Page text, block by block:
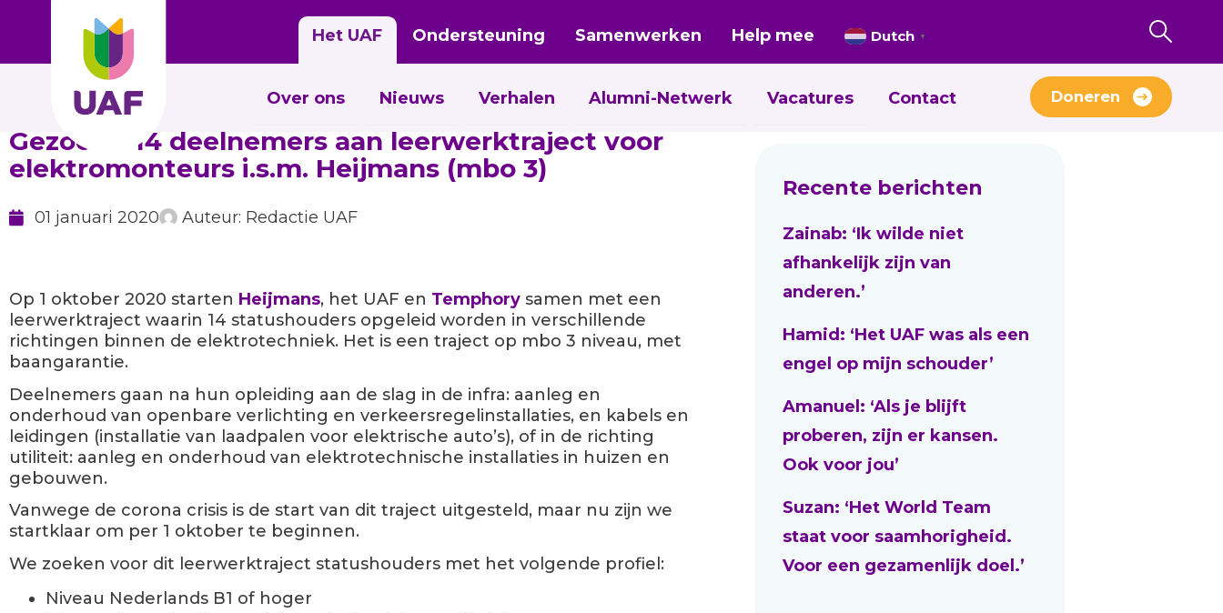
Het UAF
Over ons Nieuws Verhalen Alumni-Netwerk Vacatures Contact
Ondersteuning Samenwerken Help mee Dutch ▼
Doneren
Gezocht: 14 deelnemers aan leerwerktraject voor
elektromonteurs i.s.m. Heijmans (mbo 3)
01 januari 2020 Auteur: Redactie UAF
Op 1 oktober 2020 starten Heijmans, het UAF en Temphory samen met een
leerwerktraject waarin 14 statushouders opgeleid worden in verschillende
richtingen binnen de elektrotechniek. Het is een traject op mbo 3 niveau, met
baangarantie.
Deelnemers gaan na hun opleiding aan de slag in de infra: aanleg en
onderhoud van openbare verlichting en verkeersregelinstallaties, en kabels en
leidingen (installatie van laadpalen voor elektrische auto’s), of in de richting
utiliteit: aanleg en onderhoud van elektrotechnische installaties in huizen en
gebouwen.
Vanwege de corona crisis is de start van dit traject uitgesteld, maar nu zijn we
startklaar om per 1 oktober te beginnen.
We zoeken voor dit leerwerktraject statushouders met het volgende profiel:
Niveau Nederlands B1 of hoger
Recente berichten
Zainab: ‘Ik wilde niet
afhankelijk zijn van
anderen.’
Hamid: ‘Het UAF was als een
engel op mijn schouder’
Amanuel: ‘Als je blijft
proberen, zijn er kansen.
Ook voor jou’
Suzan: ‘Het World Team
staat voor saamhorigheid.
Voor een gezamenlijk doel.’